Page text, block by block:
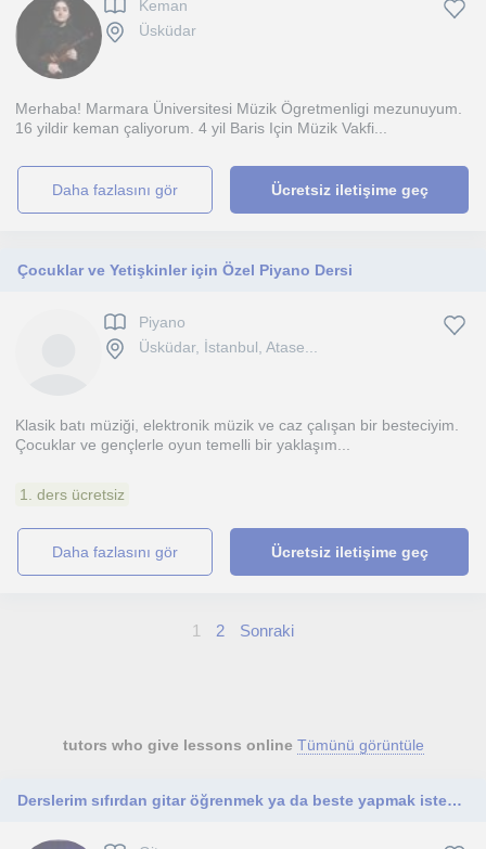
Keman
Üsküdar
Merhaba! Marmara Üniversitesi Müzik Ögretmenligi mezunuyum.
16 yildir keman çaliyorum. 4 yil Baris Için Müzik Vakfi...
daha fazlasını gör Ücretsiz iletişime geç
Çocuklar ve Yetişkinler için Özel Piyano Dersi
Piyano
Üsküdar, İstanbul, Atase...
Klasik batı müziği, elektronik müzik ve caz çalışan bir besteciyim.
Çocuklar ve gençlerle oyun temelli bir yaklaşım...
1. ders ücretsiz
daha fazlasını gör Ücretsiz iletişime geç
1 2 Sonraki
tutors who give lessons online Tümünü görüntüle
Derslerim sıfırdan gitar öğrenmek ya da beste yapmak isteyenler için uygundur